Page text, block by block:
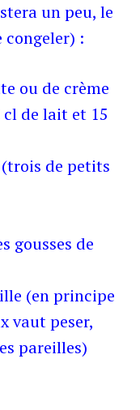
un peu, le
congeler) :
ou de crème
de lait et 15
(trois de petits
gousses de
(en principe
vaut peser,
pareilles)